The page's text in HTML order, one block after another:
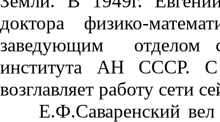
доктора физико-
заведующим отделом
института АН СССР. С
возглавляет работу сети
Е.Ф.Саваренский вел